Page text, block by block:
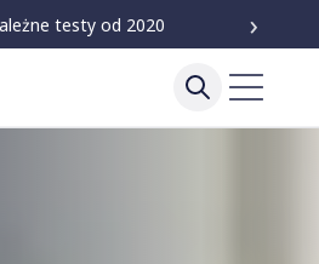
400+ urządzeń ›